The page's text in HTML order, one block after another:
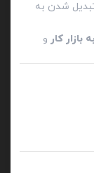
شدن به
بازار کار و